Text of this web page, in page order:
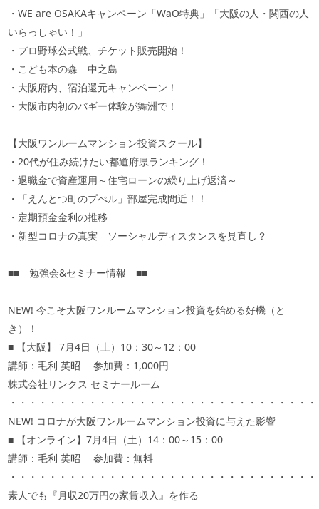
・WE are OSAKAキャンペーン「WaO特典」「大阪の人・関西の人
いらっしゃい！」
・プロ野球公式戦、チケット販売開始！
・こども本の森 中之島
・大阪府内、宿泊還元キャンペーン！
・大阪市内初のバギー体験が舞洲で！
【大阪ワンルームマンション投資スクール】
・20代が住み続けたい都道府県ランキング！
・退職金で資産運用～住宅ローンの繰り上げ返済～
・「えんとつ町のプぺル」部屋完成間近！！
・定期預金金利の推移
・新型コロナの真実 ソーシャルディスタンスを見直し？
■■ 勉強会&セミナー情報 ■■
NEW! 今こそ大阪ワンルームマンション投資を始める好機（と
き）！
■ 【大阪】 7月4日（土）10：30～12：00
講師：毛利 英昭 参加費：1,000円
株式会社リンクス セミナールーム
・・・・・・・・・・・・・・・・・・・・・・・・・・・・・・
NEW! コロナが大阪ワンルームマンション投資に与えた影響
■ 【オンライン】7月4日（土）14：00～15：00
講師：毛利 英昭 参加費：無料
・・・・・・・・・・・・・・・・・・・・・・・・・・・・・・
素人でも『月収20万円の家賃収入』を作る